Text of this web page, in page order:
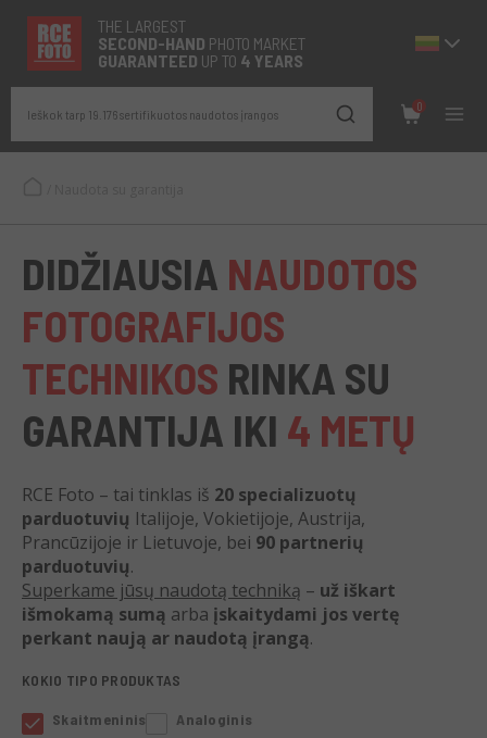
THE LARGEST
SECOND-HAND PHOTO MARKET
GUARANTEED UP TO 4 YEARS
Ieškok tarp 19.176 sertifikuotos naudotos įrangos
0
DIDŽIAUSIA NAUDOTOS
FOTOGRAFIJOS
TECHNIKOS RINKA SU
GARANTIJA IKI 4 METŲ
RCE Foto – tai tinklas iš 20 specializuotų
parduotuvių Italijoje, Vokietijoje, Austrija,
Prancūzijoje ir Lietuvoje, bei 90 partnerių
parduotuvių.
Superkame jūsų naudotą techniką – už iškart
išmokamą sumą arba įskaitydami jos vertę
perkant naują ar naudotą įrangą.
KOKIO TIPO PRODUKTAS
Skaitmeninis Analoginis